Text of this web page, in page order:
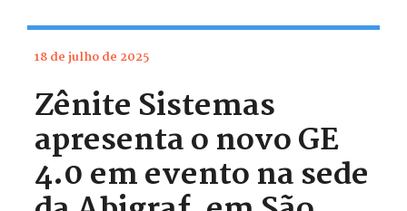
18 de julho de 2025
Zênite Sistemas
apresenta o novo GE
4.0 em evento na sede